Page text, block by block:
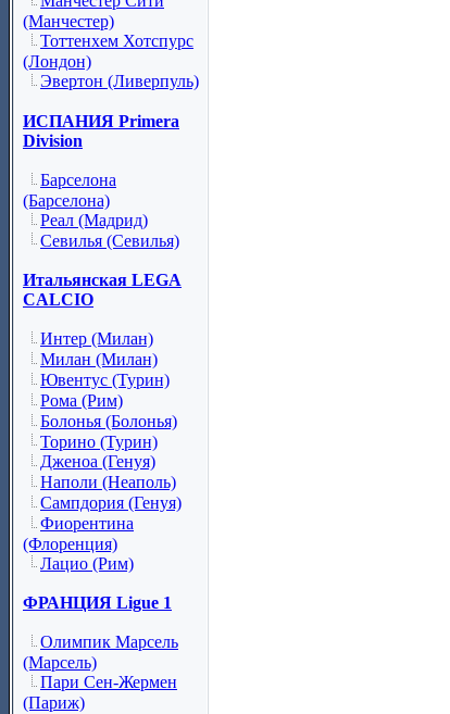
(Манчестер)
Тоттенхем Хотспурс
(Лондон)
Эвертон (Ливерпуль)
ИСПАНИЯ Primera
Division
Барселона
(Барселона)
Реал (Мадрид)
Севилья (Севилья)
Итальянская LEGA
CALCIO
Интер (Милан)
Милан (Милан)
Ювентус (Турин)
Рома (Рим)
Болонья (Болонья)
Торино (Турин)
Дженоа (Генуя)
Наполи (Неаполь)
Сампдория (Генуя)
Фиорентина
(Флоренция)
Лацио (Рим)
ФРАНЦИЯ Ligue 1
Олимпик Марсель
(Марсель)
Пари Сен-Жермен
(Париж)